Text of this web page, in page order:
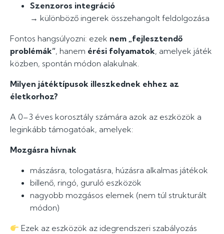
Szenzoros integráció
→ különböző ingerek összehangolt feldolgozása
Fontos hangsúlyozni: ezek nem „fejlesztendő
problémák”, hanem érési folyamatok, amelyek játék
közben, spontán módon alakulnak.
Milyen játéktípusok illeszkednek ehhez az
életkorhoz?
A 0–3 éves korosztály számára azok az eszközök a
leginkább támogatóak, amelyek:
Mozgásra hívnak
mászásra, tologatásra, húzásra alkalmas játékok
billenő, ringó, guruló eszközök
nagyobb mozgásos elemek (nem túl strukturált
módon)
Ezek az eszközök az idegrendszeri szabályozás